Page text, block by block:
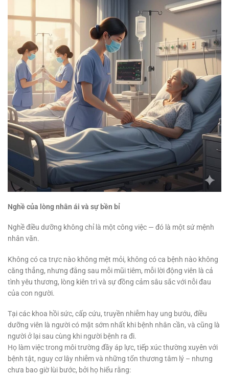
Nghề của lòng nhân ái và sự bền bỉ
Nghề điều dưỡng không chỉ là một công việc — đó là một sứ mệnh
nhân văn.
Không có ca trực nào không mệt mỏi, không có ca bệnh nào không
căng thẳng, nhưng đằng sau mỗi mũi tiêm, mỗi lời động viên là cả
tình yêu thương, lòng kiên trì và sự đồng cảm sâu sắc với nỗi đau
của con người.
Tại các khoa hồi sức, cấp cứu, truyền nhiễm hay ung bướu, điều
dưỡng viên là người có mặt sớm nhất khi bệnh nhân cần, và cũng là
người ở lại sau cùng khi người bệnh ra đi.
Họ làm việc trong môi trường đầy áp lực, tiếp xúc thường xuyên với
bệnh tật, nguy cơ lây nhiễm và những tổn thương tâm lý – nhưng
chưa bao giờ lùi bước, bởi họ hiểu rằng: